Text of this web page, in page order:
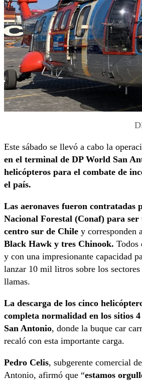
Este sábado se llevó a cabo la
en el terminal de DP World San
helicópteros para el combate de
el país.
Las aeronaves fueron contratadas
Nacional Forestal (Conaf) para ser
centro sur de Chile y corresponden
Black Hawk y tres Chinook. Todos
y con una impresionante capacidad
lanzar 10 mil litros sobre los
llamas.
La descarga de los cinco
completa normalidad en los sitios
San Antonio, donde la buque car
recaló con esta importante carga.
Pedro Celis, subgerente comercial
Antonio, afirmó que “estamos